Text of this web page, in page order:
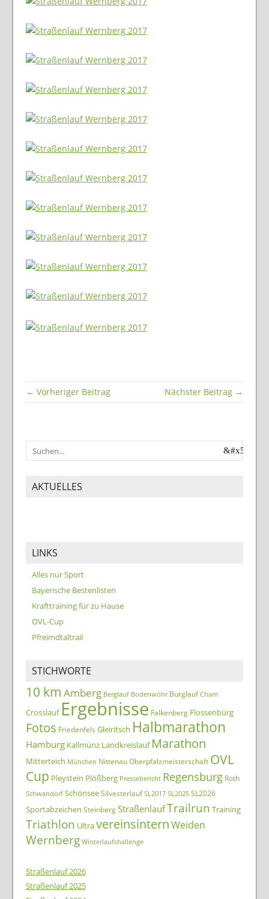
← Vorheriger Beitrag Nächster Beitrag →
AKTUELLES
LINKS
Alles nur Sport
Bayerische Bestenlisten
Krafttraining für zu Hause
OVL-Cup
Pfreimdtaltrail
STICHWORTE
10 km Amberg Berglauf Bodenwöhr Burglauf Cham
Crosslauf Ergebnisse Falkenberg Flossenbürg
Fotos Friedenfels Gleiritsch Halbmarathon
Hamburg Kallmünz Landkreislauf Marathon
Mitterteich München Nittenau Oberpfalzmeisterschaft OVL
Cup Pleystein Plößberg Pressebericht Regensburg Roth
Schwandorf Schönsee Silvesterlauf SL2017 SL2025 SL2026
Sportabzeichen Steinberg StraßenlaufTrailrun Training
Triathlon UltravereinsinternWeiden
Wernberg Winterlaufchallenge
Straßenlauf 2026
Straßenlauf 2025